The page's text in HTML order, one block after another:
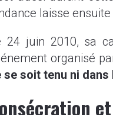
laisse
24 juin 2010, sa
organisé
se soit tenu ni dans